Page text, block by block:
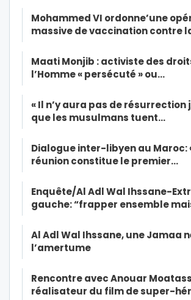
Mohammed VI ordonne’une
massive de vaccination contre
Maati Monjib : activiste des
l’Homme « persécuté » ou…
« Il n’y aura pas de résurrection
que les musulmans tuent…
Dialogue inter-libyen au Maroc:
réunion constitue le premier…
Enquête/Al Adl Wal Ihssane-
gauche: “frapper ensemble
Al Adl Wal Ihssane, une Jamaa
l’amertume
Rencontre avec Anouar
réalisateur du film de super-